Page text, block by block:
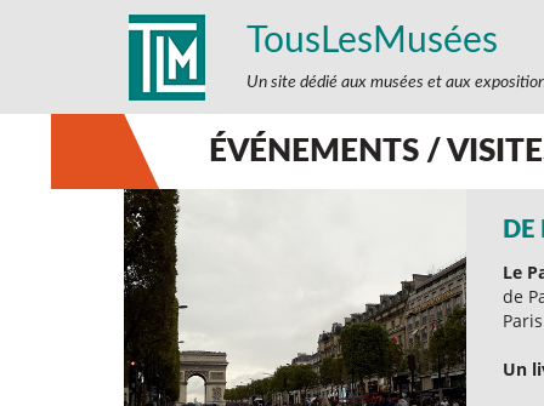
TousLesMusées
Un site dédié aux musées et aux
ÉVÉNEMENTS /
DE
Le
de
Un